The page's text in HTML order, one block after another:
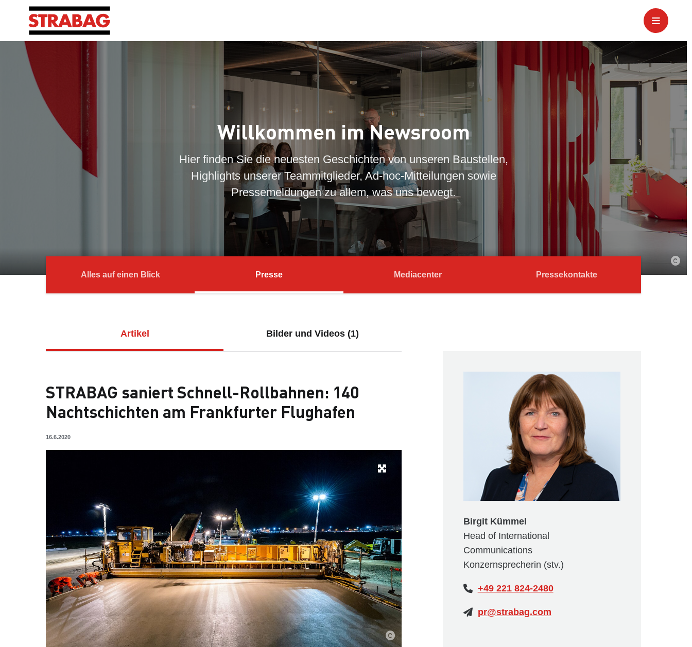
Willkommen im Newsroom
Hier finden Sie die neuesten Geschichten von unseren Baustellen,
Highlights unserer Teammitglieder, Ad-hoc-Mitteilungen sowie
Pressemeldungen zu allem, was uns bewegt.
Alles auf einen Blick Presse Mediacenter Pressekontakte
Artikel Bilder und Videos (1)
STRABAG saniert Schnell-Rollbahnen: 140
Nachtschichten am Frankfurter Flughafen
16.6.2020
Birgit Kümmel
Head of International
Communications
Konzernsprecherin (stv.)
+49 221 824-2480
pr@strabag.com